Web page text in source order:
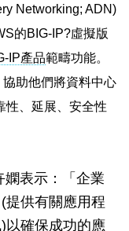
Networking; ADN)
的BIG-IP?虛擬版
IP產品範疇功能。
助他們將資料中心
性、延展、安全性
嫻表示：「企業
(提供有關應用程
)以確保成功的應